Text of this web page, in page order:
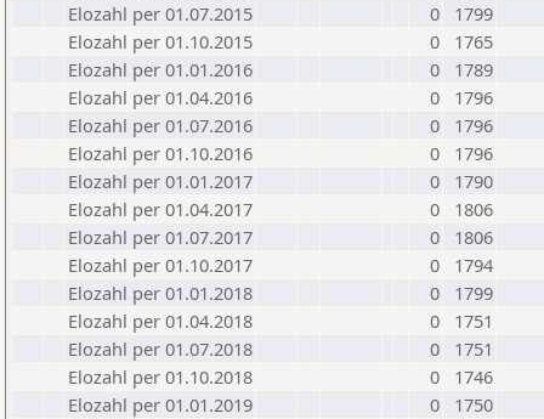
Elozahl per 01.07.2015
0
1799
Elozahl per 01.10.2015
0
1765
Elozahl per 01.01.2016
0
1789
Elozahl per 01.04.2016
0
1796
Elozahl per 01.07.2016
0
1796
Elozahl per 01.10.2016
0
1796
Elozahl per 01.01.2017
0
1790
Elozahl per 01.04.2017
0
1806
Elozahl per 01.07.2017
0
1806
Elozahl per 01.10.2017
0
1794
Elozahl per 01.01.2018
0
1799
Elozahl per 01.04.2018
0
1751
Elozahl per 01.07.2018
0
1751
Elozahl per 01.10.2018
0
1746
Elozahl per 01.01.2019
0
1750